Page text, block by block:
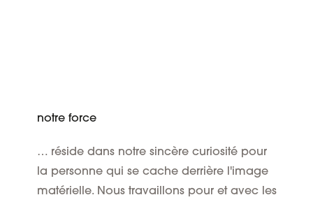
notre force
… réside dans notre sincère curiosité pour
la personne qui se cache derrière l'image
matérielle. Nous travaillons pour et avec les